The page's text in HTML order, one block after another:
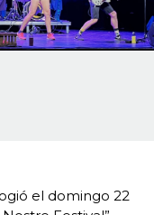
el domingo 22